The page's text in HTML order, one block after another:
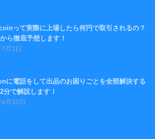
って実際に上場したら何円で取引されるの？
ら徹底予想します！
月2日
に電話をして出品のお困りごとを全部解決する
分で解説します！
月30日